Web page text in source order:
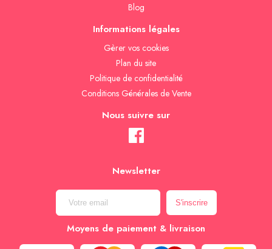
Blog
Informations légales
Gèrer vos cookies
Plan du site
Politique de confidentialité
Conditions Générales de Vente
Nous suivre sur
Newsletter
Moyens de paiement & livraison